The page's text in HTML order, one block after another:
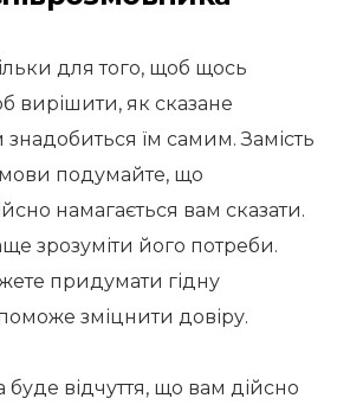
для того, щоб щось
вирішити, як сказане
їм самим. Замість
подумайте, що
намагається вам сказати.
зрозуміти його потреби.
придумати гідну
зміцнити довіру.
відчуття, що вам дійсно